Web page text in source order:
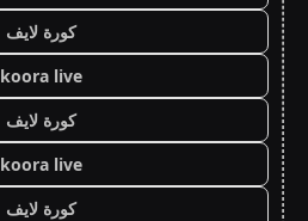
كورة لايف
koora live
كورة لايف
koora live
كورة لايف